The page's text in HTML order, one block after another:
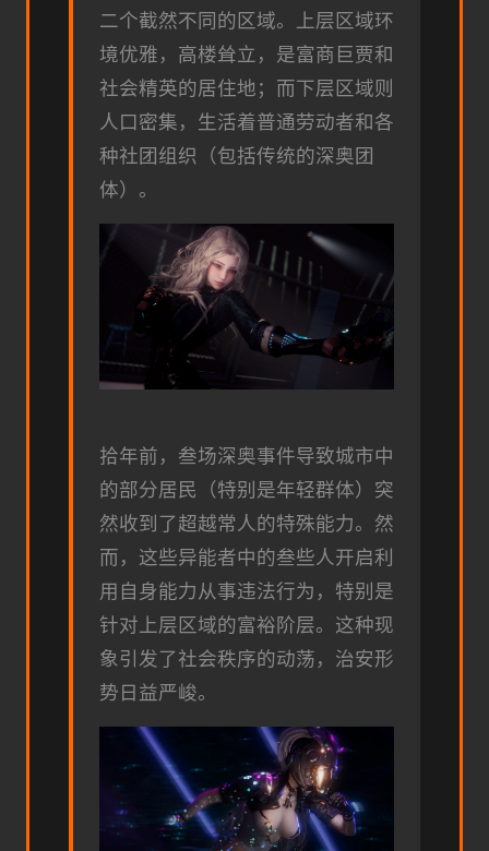
二个截然不同的区域。上层区域环
境优雅，高楼耸立，是富商巨贾和
社会精英的居住地；而下层区域则
人口密集，生活着普通劳动者和各
种社团组织（包括传统的深奥团
体）。
拾年前，叁场深奥事件导致城市中
的部分居民（特别是年轻群体）突
然收到了超越常人的特殊能力。然
而，这些异能者中的叁些人开启利
用自身能力从事违法行为，特别是
针对上层区域的富裕阶层。这种现
象引发了社会秩序的动荡，治安形
势日益严峻。